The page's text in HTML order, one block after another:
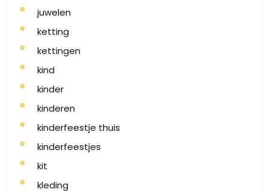
juwelen
ketting
kettingen
kind
kinder
kinderen
kinderfeestje thuis
kinderfeestjes
kit
kleding